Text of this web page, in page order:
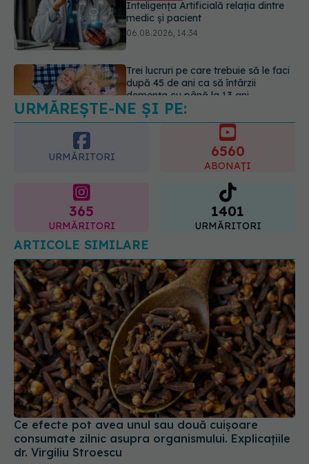
Trei lucruri pe care trebuie să le faci
după 45 de ani ca să întârzii
demența cu până la 13 ani
Colebil și Panzcebil, blocate
temporar în farmacii. ANMDMR
explică de ce a luat măsura
06.08.2026, 16:37
URMĂREȘTE-NE ȘI PE:
6560
ABONAȚI
365
URMĂRITORI
1401
URMĂRITORI
ARTICOLE SIMILARE
Ce efecte pot avea unul sau două cuișoare
consumate zilnic asupra organismului. Explicațiile
dr. Virgiliu Stroescu
04 iul 2026, 10:50